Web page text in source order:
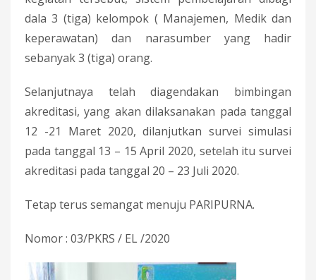
dala 3 (tiga) kelompok ( Manajemen, Medik dan
keperawatan) dan narasumber yang hadir
sebanyak 3 (tiga) orang.
Selanjutnaya telah diagendakan bimbingan
akreditasi, yang akan dilaksanakan pada tanggal
12 -21 Maret 2020, dilanjutkan survei simulasi
pada tanggal 13 – 15 April 2020, setelah itu survei
akreditasi pada tanggal 20 – 23 Juli 2020.
Tetap terus semangat menuju PARIPURNA.
Nomor : 03/PKRS / EL /2020